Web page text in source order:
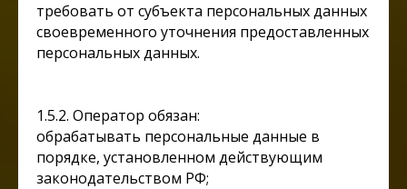
требовать от субъекта персональных данных
своевременного уточнения предоставленных
персональных данных.
1.5.2. Оператор обязан:
обрабатывать персональные данные в
порядке, установленном действующим
законодательством РФ;